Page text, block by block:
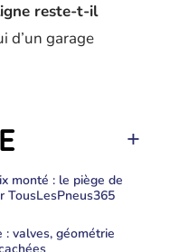
reste-t-il
d’un garage
monté : le piège de
TousLesPneus365
: valves, géométrie